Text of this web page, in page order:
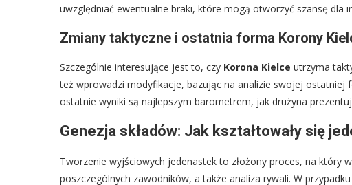
uwzględniać ewentualne braki, które mogą otworzyć szansę dla
Zmiany taktyczne i ostatnia forma Korony
Szczególnie interesujące jest to, czy Korona Kielce utrzyma
też wprowadzi modyfikacje, bazując na analizie swojej ostatniej
ostatnie wyniki są najlepszym barometrem, jak drużyna
Genezja składów: Jak kształtowały się
Tworzenie wyjściowych jedenastek to złożony proces, na który
poszczególnych zawodników, a także analiza rywali. W przypadku